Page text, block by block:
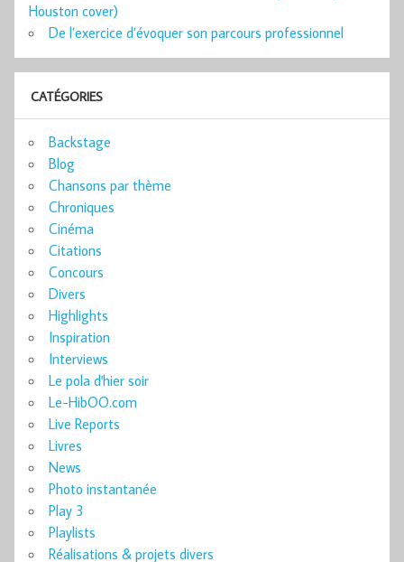
Houston cover)
De l’exercice d’évoquer son parcours professionnel
CATÉGORIES
Backstage
Blog
Chansons par thème
Chroniques
Cinéma
Citations
Concours
Divers
Highlights
Inspiration
Interviews
Le pola d'hier soir
Le-HibOO.com
Live Reports
Livres
News
Photo instantanée
Play 3
Playlists
Réalisations & projets divers